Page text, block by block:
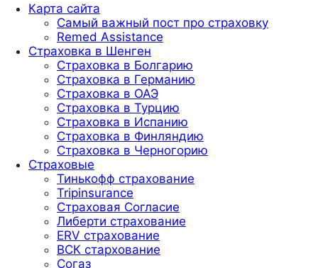
Карта сайта
Самый важный пост про страховку
Remed Assistance
Страховка в Шенген
Страховка в Болгарию
Страховка в Германию
Страховка в ОАЭ
Страховка в Турцию
Страховка в Испанию
Страховка в Финляндию
Страховка в Черногорию
Страховые
Тинькофф страхование
Tripinsurance
Страховая Согласие
Либерти страхование
ERV страхование
ВСК стархование
Согаз